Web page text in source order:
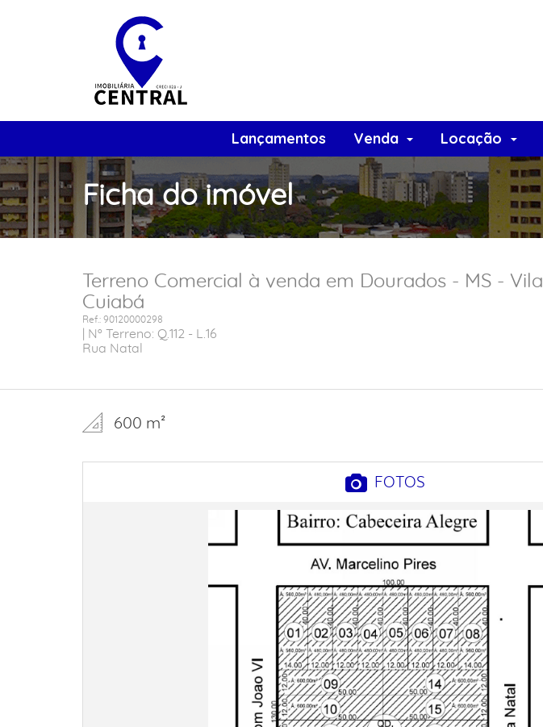
Lançamentos Venda Locação
Ficha do imóvel
Terreno Comercial à venda em Dourados - MS - Vila
Cuiabá
Ref.: 90120000298
| Nº Terreno: Q.112 - L.16
Rua Natal
600 m²
FOTOS